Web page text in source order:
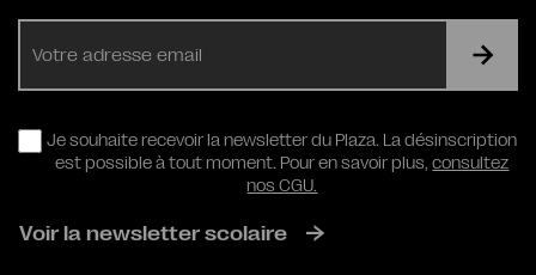
RGPD
Je souhaite recevoir la newsletter du Plaza. La désinscription
est possible à tout moment. Pour en savoir plus,consultez
nos CGU.
Voir la newsletter scolaire